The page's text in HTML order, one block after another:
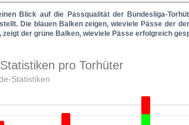
Blick auf die Passqualität der Bundesliga-
Die blauen Balken zeigen, wieviele Pässe der
zeigt der grüne Balken, wieviele Pässe erfolgreich